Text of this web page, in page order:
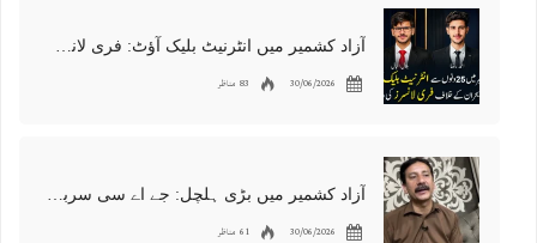
آزاد کشمیر میں انٹرنیٹ بلیک آؤٹ: فری لانسرز کا معاشی قتل، احتجاج شروع
30/06/2026 83 مناظر
آزاد کشمیر میں بڑی ہلچل: جے اے سی سربراہ شوکت نواز میر کی گرفتاری، دھرنا جاری
30/06/2026 61 مناظر